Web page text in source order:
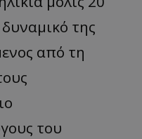
της
από τη
του